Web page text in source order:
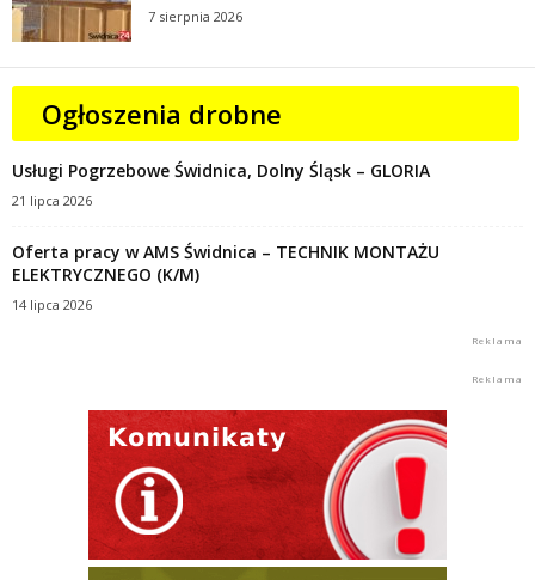
7 sierpnia 2026
Ogłoszenia drobne
Usługi Pogrzebowe Świdnica, Dolny Śląsk – GLORIA
21 lipca 2026
Oferta pracy w AMS Świdnica – TECHNIK MONTAŻU
ELEKTRYCZNEGO (K/M)
14 lipca 2026